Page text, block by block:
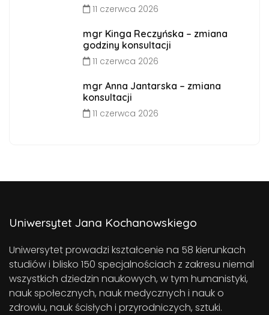
11 czerwca 2026
mgr Kinga Reczyńska – zmiana
godziny konsultacji
11 czerwca 2026
mgr Anna Jantarska – zmiana
konsultacji
11 czerwca 2026
Uniwersytet Jana Kochanowskiego
Uniwersytet prowadzi kształcenie na 58 kierunkach
studiów i blisko 150 specjalnościach z zakresu niemal
wszystkich dziedzin naukowych, w tym humanistyki,
nauk społecznych, nauk medycznych i nauk o
zdrowiu, nauk ścisłych i przyrodniczych, sztuki.